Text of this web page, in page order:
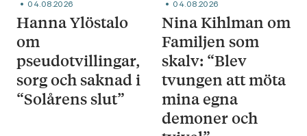
04.08.2026
Hanna Ylöstalo
om
pseudotvillingar,
sorg och saknad i
“Solårens slut”
04.08.2026
Nina Kihlman om
Familjen som
skalv: “Blev
tvungen att möta
mina egna
demoner och